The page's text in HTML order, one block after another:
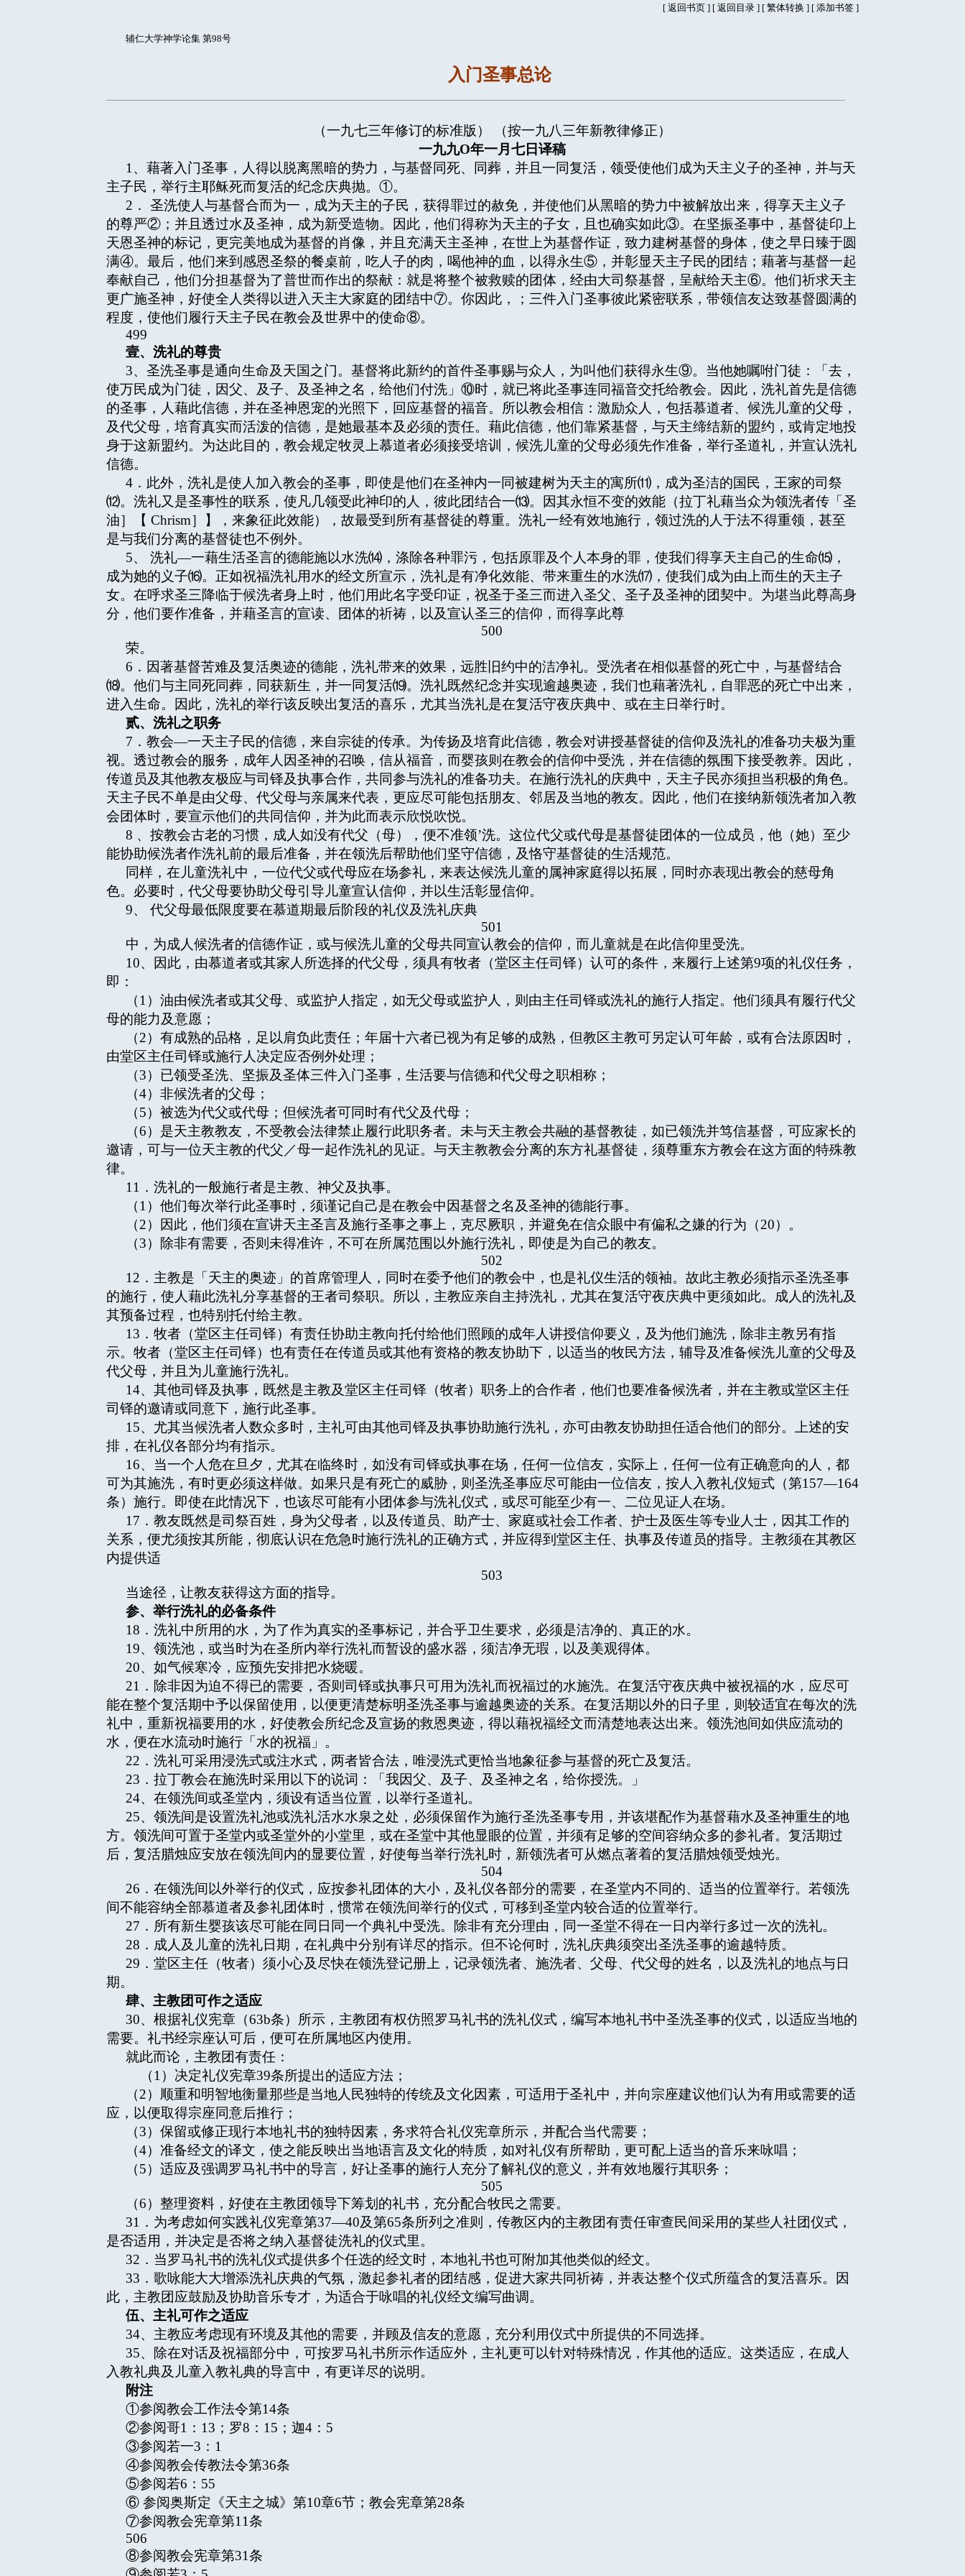
[ 返回书页 ] [ 返回目录 ] [ 繁体转换 ] [ 添加书签 ]
辅仁大学神学论集 第98号
入门圣事总论
（一九七三年修订的标准版） （按一九八三年新教律修正）
一九九O年一月七日译稿
1、藉著入门圣事，人得以脱离黑暗的势力，与基督同死、同葬，并且一同复活，领受使他们成为天主义子的圣神，并与天
主子民，举行主耶稣死而复活的纪念庆典抛。①。
2． 圣洗使人与基督合而为一，成为天主的子民，获得罪过的赦免，并使他们从黑暗的势力中被解放出来，得享天主义子
的尊严②；并且透过水及圣神，成为新受造物。因此，他们得称为天主的子女，且也确实如此③。在坚振圣事中，基督徒印上
天恩圣神的标记，更完美地成为基督的肖像，并且充满天主圣神，在世上为基督作证，致力建树基督的身体，使之早日臻于圆
满④。最后，他们来到感恩圣祭的餐桌前，吃人子的肉，喝他神的血，以得永生⑤，并彰显天主子民的团结；藉著与基督一起
奉献自己，他们分担基督为了普世而作出的祭献：就是将整个被救赎的团体，经由大司祭基督，呈献给天主⑥。他们祈求天主
更广施圣神，好使全人类得以进入天主大家庭的团结中⑦。你因此，；三件入门圣事彼此紧密联系，带领信友达致基督圆满的
程度，使他们履行天主子民在教会及世界中的使命⑧。
499
壹、洗礼的尊贵
3、圣洗圣事是通向生命及天国之门。基督将此新约的首件圣事赐与众人，为叫他们获得永生⑨。当他她嘱咐门徒：「去，
使万民成为门徒，因父、及子、及圣神之名，给他们付洗」⑩时，就已将此圣事连同福音交托给教会。因此，洗礼首先是信德
的圣事，人藉此信德，并在圣神恩宠的光照下，回应基督的福音。所以教会相信：激励众人，包括慕道者、候洗儿童的父母，
及代父母，培育真实而活泼的信德，是她最基本及必须的责任。藉此信德，他们靠紧基督，与天主缔结新的盟约，或肯定地投
身于这新盟约。为达此目的，教会规定牧灵上慕道者必须接受培训，候洗儿童的父母必须先作准备，举行圣道礼，并宣认洗礼
信德。
4．此外，洗礼是使人加入教会的圣事，即使是他们在圣神内一同被建树为天主的寓所⑾，成为圣洁的国民，王家的司祭
⑿。洗礼又是圣事性的联系，使凡几领受此神印的人，彼此团结合一⒀。因其永恒不变的效能（拉丁礼藉当众为领洗者传「圣
油］【 Chrism］】，来象征此效能），故最受到所有基督徒的尊重。洗礼一经有效地施行，领过洗的人于法不得重领，甚至
是与我们分离的基督徒也不例外。
5、 洗礼—一藉生活圣言的德能施以水洗⒁，涤除各种罪污，包括原罪及个人本身的罪，使我们得享天主自己的生命⒂，
成为她的义子⒃。正如祝福洗礼用水的经文所宣示，洗礼是有净化效能、带来重生的水洗⒄，使我们成为由上而生的天主子
女。在呼求圣三降临于候洗者身上时，他们用此名字受印证，祝圣于圣三而进入圣父、圣子及圣神的团契中。为堪当此尊高身
分，他们要作准备，并藉圣言的宣读、团体的祈祷，以及宣认圣三的信仰，而得享此尊
500
荣。
6．因著基督苦难及复活奥迹的德能，洗礼带来的效果，远胜旧约中的洁净礼。受洗者在相似基督的死亡中，与基督结合
⒅。他们与主同死同葬，同获新生，并一同复活⒆。洗礼既然纪念并实现逾越奥迹，我们也藉著洗礼，自罪恶的死亡中出来，
进入生命。因此，洗礼的举行该反映出复活的喜乐，尤其当洗礼是在复活守夜庆典中、或在主日举行时。
贰、洗礼之职务
7．教会—一天主子民的信德，来自宗徒的传承。为传扬及培育此信德，教会对讲授基督徒的信仰及洗礼的准备功夫极为重
视。透过教会的服务，成年人因圣神的召唤，信从福音，而婴孩则在教会的信仰中受洗，并在信德的氛围下接受教养。因此，
传道员及其他教友极应与司铎及执事合作，共同参与洗礼的准备功夫。在施行洗礼的庆典中，天主子民亦须担当积极的角色。
天主子民不单是由父母、代父母与亲属来代表，更应尽可能包括朋友、邻居及当地的教友。因此，他们在接纳新领洗者加入教
会团体时，要宣示他们的共同信仰，并为此而表示欣悦吹悦。
8 、按教会古老的习惯，成人如没有代父（母），便不准领’洗。这位代父或代母是基督徒团体的一位成员，他（她）至少
能协助候洗者作洗礼前的最后准备，并在领洗后帮助他们坚守信德，及恪守基督徒的生活规范。
同样，在儿童洗礼中，一位代父或代母应在场参礼，来表达候洗儿童的属神家庭得以拓展，同时亦表现出教会的慈母角
色。必要时，代父母要协助父母引导儿童宣认信仰，并以生活彰显信仰。
9、 代父母最低限度要在慕道期最后阶段的礼仪及洗礼庆典
501
中，为成人候洗者的信德作证，或与候洗儿童的父母共同宣认教会的信仰，而儿童就是在此信仰里受洗。
10、因此，由慕道者或其家人所选择的代父母，须具有牧者（堂区主任司铎）认可的条件，来履行上述第9项的礼仪任务，
即：
（1）油由候洗者或其父母、或监护人指定，如无父母或监护人，则由主任司铎或洗礼的施行人指定。他们须具有履行代父
母的能力及意愿；
（2）有成熟的品格，足以肩负此责任；年届十六者已视为有足够的成熟，但教区主教可另定认可年龄，或有合法原因时，
由堂区主任司铎或施行人决定应否例外处理；
（3）已领受圣洗、坚振及圣体三件入门圣事，生活要与信德和代父母之职相称；
（4）非候洗者的父母；
（5）被选为代父或代母；但候洗者可同时有代父及代母；
（6）是天主教教友，不受教会法律禁止履行此职务者。未与天主教会共融的基督教徒，如已领洗并笃信基督，可应家长的
邀请，可与一位天主教的代父／母一起作洗礼的见证。与天主教教会分离的东方礼基督徒，须尊重东方教会在这方面的特殊教
律。
11．洗礼的一般施行者是主教、神父及执事。
（1）他们每次举行此圣事时，须谨记自己是在教会中因基督之名及圣神的德能行事。
（2）因此，他们须在宣讲天主圣言及施行圣事之事上，克尽厥职，并避免在信众眼中有偏私之嫌的行为（20）。
（3）除非有需要，否则未得准许，不可在所属范围以外施行洗礼，即使是为自己的教友。
502
12．主教是「天主的奥迹」的首席管理人，同时在委予他们的教会中，也是礼仪生活的领袖。故此主教必须指示圣洗圣事
的施行，使人藉此洗礼分享基督的王者司祭职。所以，主教应亲自主持洗礼，尤其在复活守夜庆典中更须如此。成人的洗礼及
其预备过程，也特别托付给主教。
13．牧者（堂区主任司铎）有责任协助主教向托付给他们照顾的成年人讲授信仰要义，及为他们施洗，除非主教另有指
示。牧者（堂区主任司铎）也有责任在传道员或其他有资格的教友协助下，以适当的牧民方法，辅导及准备候洗儿童的父母及
代父母，并且为儿童施行洗礼。
14、其他司铎及执事，既然是主教及堂区主任司铎（牧者）职务上的合作者，他们也要准备候洗者，并在主教或堂区主任
司铎的邀请或同意下，施行此圣事。
15、尤其当候洗者人数众多时，主礼可由其他司铎及执事协助施行洗礼，亦可由教友协助担任适合他们的部分。上述的安
排，在礼仪各部分均有指示。
16、当一个人危在旦夕，尤其在临终时，如没有司铎或执事在场，任何一位信友，实际上，任何一位有正确意向的人，都
可为其施洗，有时更必须这样做。如果只是有死亡的威胁，则圣洗圣事应尽可能由一位信友，按人入教礼仪短式（第157—164
条）施行。即使在此情况下，也该尽可能有小团体参与洗礼仪式，或尽可能至少有一、二位见证人在场。
17．教友既然是司祭百姓，身为父母者，以及传道员、助产士、家庭或社会工作者、护士及医生等专业人士，因其工作的
关系，便尤须按其所能，彻底认识在危急时施行洗礼的正确方式，并应得到堂区主任、执事及传道员的指导。主教须在其教区
内提供适
503
当途径，让教友获得这方面的指导。
参、举行洗礼的必备条件
18．洗礼中所用的水，为了作为真实的圣事标记，并合乎卫生要求，必须是洁净的、真正的水。
19、领洗池，或当时为在圣所内举行洗礼而暂设的盛水器，须洁净无瑕，以及美观得体。
20、如气候寒冷，应预先安排把水烧暖。
21．除非因为迫不得已的需要，否则司铎或执事只可用为洗礼而祝福过的水施洗。在复活守夜庆典中被祝福的水，应尽可
能在整个复活期中予以保留使用，以便更清楚标明圣洗圣事与逾越奥迹的关系。在复活期以外的日子里，则较适宜在每次的洗
礼中，重新祝福要用的水，好使教会所纪念及宣扬的救恩奥迹，得以藉祝福经文而清楚地表达出来。领洗池间如供应流动的
水，便在水流动时施行「水的祝福」。
22．洗礼可采用浸洗式或注水式，两者皆合法，唯浸洗式更恰当地象征参与基督的死亡及复活。
23．拉丁教会在施洗时采用以下的说词：「我因父、及子、及圣神之名，给你授洗。」
24、在领洗间或圣堂内，须设有适当位置，以举行圣道礼。
25、领洗间是设置洗礼池或洗礼活水水泉之处，必须保留作为施行圣洗圣事专用，并该堪配作为基督藉水及圣神重生的地
方。领洗间可置于圣堂内或圣堂外的小堂里，或在圣堂中其他显眼的位置，并须有足够的空间容纳众多的参礼者。复活期过
后，复活腊烛应安放在领洗间内的显要位置，好使每当举行洗礼时，新领洗者可从燃点著着的复活腊烛领受烛光。
504
26．在领洗间以外举行的仪式，应按参礼团体的大小，及礼仪各部分的需要，在圣堂内不同的、适当的位置举行。若领洗
间不能容纳全部慕道者及参礼团体时，惯常在领洗间举行的仪式，可移到圣堂内较合适的位置举行。
27．所有新生婴孩该尽可能在同日同一个典礼中受洗。除非有充分理由，同一圣堂不得在一日内举行多过一次的洗礼。
28．成人及儿童的洗礼日期，在礼典中分别有详尽的指示。但不论何时，洗礼庆典须突出圣洗圣事的逾越特质。
29．堂区主任（牧者）须小心及尽快在领洗登记册上，记录领洗者、施洗者、父母、代父母的姓名，以及洗礼的地点与日
期。
肆、主教团可作之适应
30、根据礼仪宪章（63b条）所示，主教团有权仿照罗马礼书的洗礼仪式，编写本地礼书中圣洗圣事的仪式，以适应当地的
需要。礼书经宗座认可后，便可在所属地区内使用。
就此而论，主教团有责任：
（1）决定礼仪宪章39条所提出的适应方法；
（2）顺重和明智地衡量那些是当地人民独特的传统及文化因素，可适用于圣礼中，并向宗座建议他们认为有用或需要的适
应，以便取得宗座同意后推行；
（3）保留或修正现行本地礼书的独特因素，务求符合礼仪宪章所示，并配合当代需要；
（4）准备经文的译文，使之能反映出当地语言及文化的特质，如对礼仪有所帮助，更可配上适当的音乐来咏唱；
（5）适应及强调罗马礼书中的导言，好让圣事的施行人充分了解礼仪的意义，并有效地履行其职务；
505
（6）整理资料，好使在主教团领导下筹划的礼书，充分配合牧民之需要。
31．为考虑如何实践礼仪宪章第37—40及第65条所列之准则，传教区内的主教团有责任审查民间采用的某些人社团仪式，
是否适用，并决定是否将之纳入基督徒洗礼的仪式里。
32．当罗马礼书的洗礼仪式提供多个任选的经文时，本地礼书也可附加其他类似的经文。
33．歌咏能大大增添洗礼庆典的气氛，激起参礼者的团结感，促进大家共同祈祷，并表达整个仪式所蕴含的复活喜乐。因
此，主教团应鼓励及协助音乐专才，为适合于咏唱的礼仪经文编写曲调。
伍、主礼可作之适应
34、主教应考虑现有环境及其他的需要，并顾及信友的意愿，充分利用仪式中所提供的不同选择。
35、除在对话及祝福部分中，可按罗马礼书所示作适应外，主礼更可以针对特殊情况，作其他的适应。这类适应，在成人
入教礼典及儿童入教礼典的导言中，有更详尽的说明。
附注
①参阅教会工作法令第14条
②参阅哥1：13；罗8：15；迦4：5
③参阅若一3：1
④参阅教会传教法令第36条
⑤参阅若6：55
⑥ 参阅奥斯定《天主之城》第10章6节；教会宪章第28条
⑦参阅教会宪章第11条
506
⑧参阅教会宪章第31条